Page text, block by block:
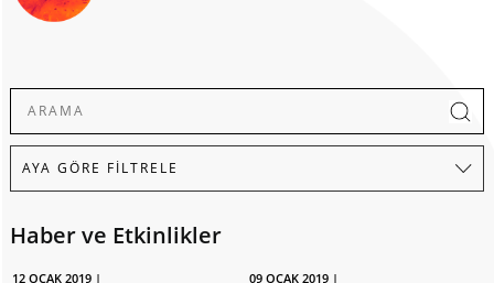
Haber ve Etkinlikler
12 OCAK 2019 |
09 OCAK 2019 |